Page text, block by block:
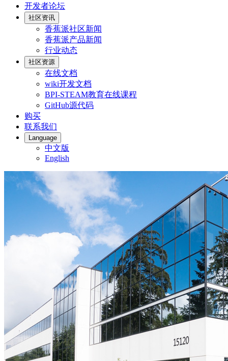
开发者论坛
社区资讯
香蕉派社区新闻
香蕉派产品新闻
行业动态
社区资源
在线文档
wiki开发文档
BPI-STEAM教育在线课程
GitHub源代码
购买
联系我们
Language
中文版
English